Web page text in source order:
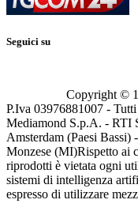
Seguici su
Copyright ©
P.Iva 03976881007 -
Mediamond S.p.A. - RTI
Amsterdam (Paesi
Monzese (MI)Rispetto ai
riprodotti è vietata ogni
sistemi di intelligenza
espresso di utilizzare